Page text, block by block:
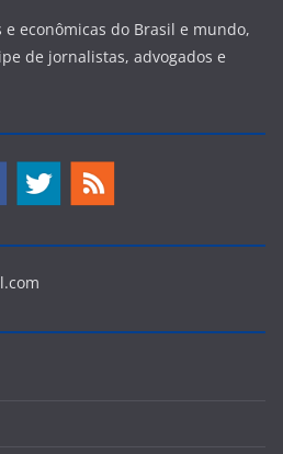
econômicas do Brasil e mundo,
de jornalistas, advogados e